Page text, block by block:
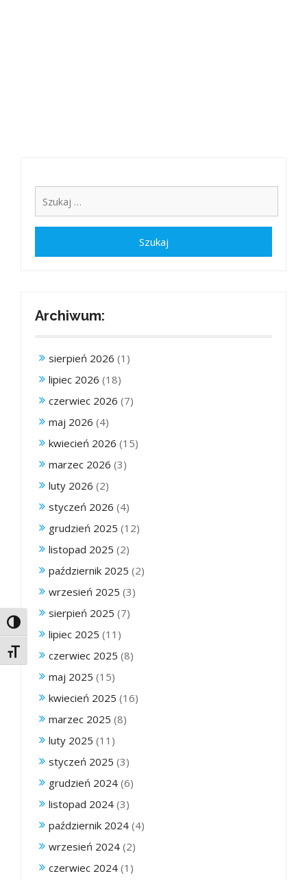
Toggle High Contrast
Toggle Font size
Archiwum:
sierpień 2026 (1)
lipiec 2026 (18)
czerwiec 2026 (7)
maj 2026 (4)
kwiecień 2026 (15)
marzec 2026 (3)
luty 2026 (2)
styczeń 2026 (4)
grudzień 2025 (12)
listopad 2025 (2)
październik 2025 (2)
wrzesień 2025 (3)
sierpień 2025 (7)
lipiec 2025 (11)
czerwiec 2025 (8)
maj 2025 (15)
kwiecień 2025 (16)
marzec 2025 (8)
luty 2025 (11)
styczeń 2025 (3)
grudzień 2024 (6)
listopad 2024 (3)
październik 2024 (4)
wrzesień 2024 (2)
czerwiec 2024 (1)